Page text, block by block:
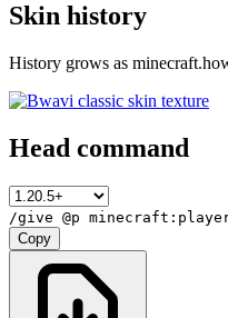
Skin history
History grows as
Head command
/give @p
Copy